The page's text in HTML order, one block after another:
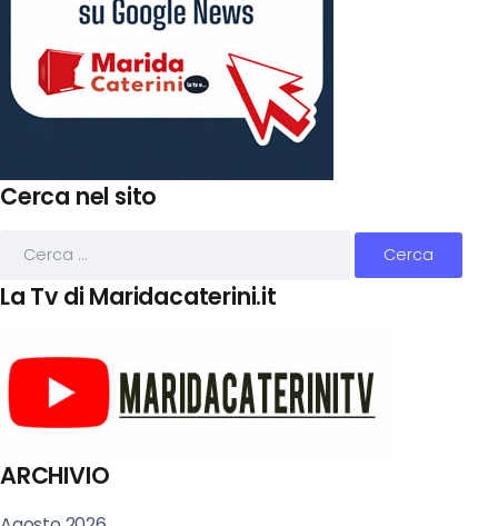
Cerca nel sito
La Tv di Maridacaterini.it
ARCHIVIO